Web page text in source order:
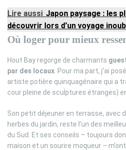
Lire aussi Japon paysage : les
découvrir lors d’un voyage
Où loger pour mieux
Hout Bay regorge de charmants
par des locaux . Pour ma part, j’ai
artiste potière quinquagénaire qui a
cour pleine de sculptures étranges)
Son petit déjeuner en terrasse, avec
herbes du jardin, reste l’un des
du Sud. Et ses conseils – toujours
maison et un sourire moqueur –